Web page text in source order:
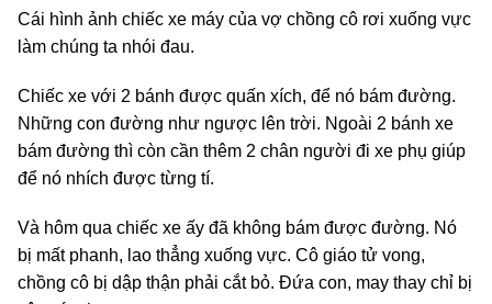
Cái hình ảnh chiếc xe máy của vợ chồng cô rơi xuống vực
làm chúng ta nhói đau.
Chiếc xe với 2 bánh được quấn xích, để nó bám đường.
Những con đường như ngược lên trời. Ngoài 2 bánh xe
bám đường thì còn cần thêm 2 chân người đi xe phụ giúp
để nó nhích được từng tí.
Và hôm qua chiếc xe ấy đã không bám được đường. Nó
bị mất phanh, lao thẳng xuống vực. Cô giáo tử vong,
chồng cô bị dập thận phải cắt bỏ. Đứa con, may thay chỉ bị